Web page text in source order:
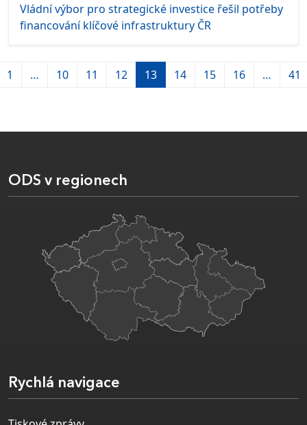
Vládní výbor pro strategické investice řešil potřeby
financování klíčové infrastruktury ČR
1 … 10 11 12 13 14 15 16 … 41
ODS v regionech
Rychlá navigace